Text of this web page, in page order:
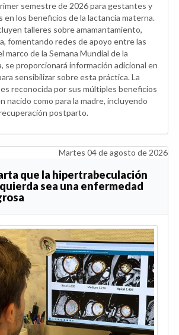
semestre de 2026 para gestantes y
en los beneficios de la lactancia materna.
talleres sobre amamantamiento,
fomentando redes de apoyo entre las
marco de la Semana Mundial de la
se proporcionará información adicional en
sensibilizar sobre esta práctica. La
reconocida por sus múltiples beneficios
nacido como para la madre, incluyendo
postparto.
Martes 04 de agosto de 2026
que la hipertrabeculación
sea una enfermedad